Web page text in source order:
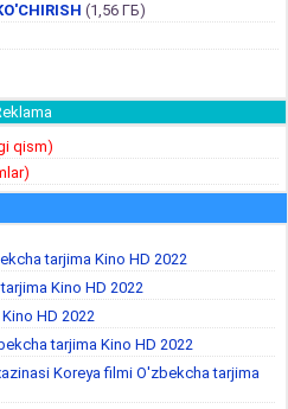
(1,56 ГБ)
qism)
tarjima Kino HD 2022
Kino HD 2022
HD 2022
tarjima Kino HD 2022
Koreya filmi O'zbekcha tarjima